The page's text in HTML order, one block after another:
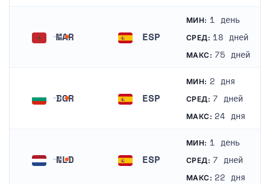
MAR ESP
МИН: 1 день
СРЕД: 18 дней
МАКС: 75 дней
BGR ESP
МИН: 2 дня
СРЕД: 7 дней
МАКС: 24 дня
NLD ESP
МИН: 1 день
СРЕД: 7 дней
МАКС: 22 дня